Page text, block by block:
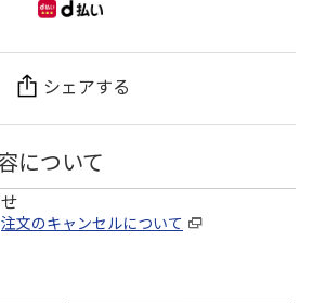
シェアする
について
注文のキャンセルについて